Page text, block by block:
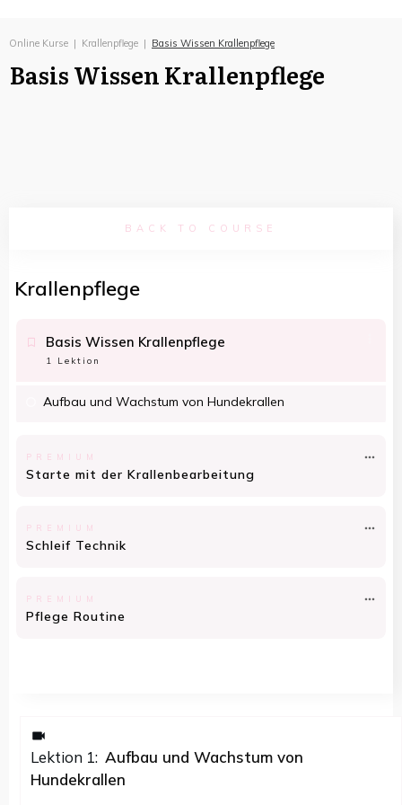
Online Kurse | Krallenpflege | Basis Wissen Krallenpflege
Basis Wissen Krallenpflege
Lektion 1: Aufbau und Wachstum von
Hundekrallen
BACK TO COURSE
Krallenpflege
Basis Wissen Krallenpflege
1 Lektion
Aufbau und Wachstum von Hundekrallen
PREMIUM
Starte mit der Krallenbearbeitung
PREMIUM
Schleif Technik
PREMIUM
Pflege Routine